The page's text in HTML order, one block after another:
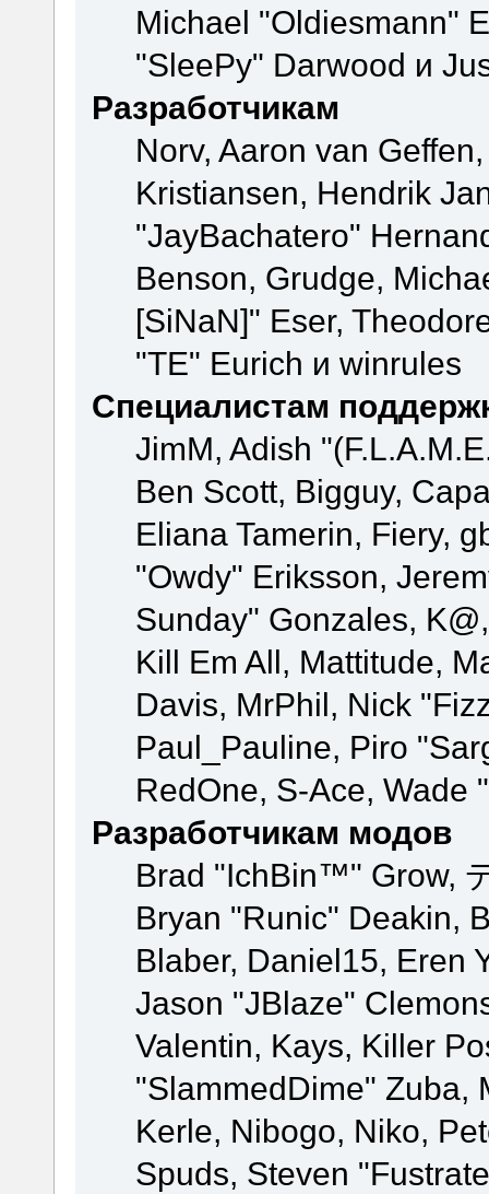
Michael "Oldiesmann"
"SleePy" Darwood и
Разработчикам
Norv, Aaron van
Kristiansen, Hendrik
"JayBachatero"
Benson, Grudge,
[SiNaN]" Eser,
"TE" Eurich и winrules
Специалистам
JimM, Adish
Ben Scott, Bigguy,
Eliana Tamerin, Fiery,
"Owdy" Eriksson,
Sunday" Gonzales,
Kill Em All, Mattitude,
Davis, MrPhil, Nick
Paul_Pauline, Piro
RedOne, S-Ace,
Разработчикам модов
Brad "IchBin™" Grow,
Bryan "Runic" Deakin,
Blaber, Daniel15, Eren
Jason "JBlaze"
Valentin, Kays, Killer
"SlammedDime" Zuba,
Kerle, Nibogo, Niko,
Spuds, Steven